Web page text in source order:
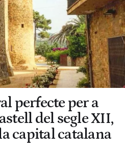
perfecte per a
del segle XII,
capital catalana